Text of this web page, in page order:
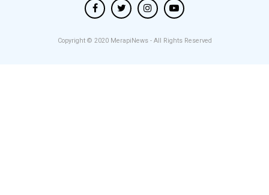
Copyright © 2020 MerapiNews - All Rights Reserved